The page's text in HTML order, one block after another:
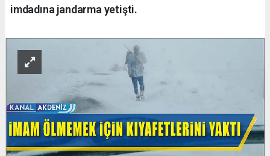
imdadına jandarma yetişti.